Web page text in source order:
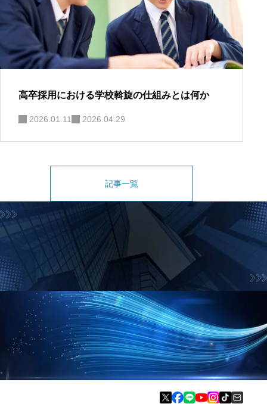
高卒採用における学校斡旋の仕組みとは何か
2026.01.11 2026.04.29
記事一覧
お問合せフォーム
お気軽にお問合せ下さい